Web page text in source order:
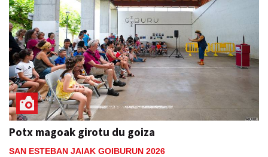
Potx magoak girotu du goiza
SAN ESTEBAN JAIAK GOIBURUN 2026